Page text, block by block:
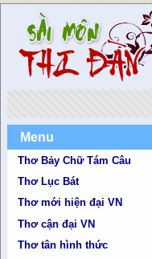
Menu
Thơ Bảy Chữ Tám Câu
Thơ Lục Bát
Thơ mới hiện đại VN
Thơ cận đại VN
Thơ tân hình thức